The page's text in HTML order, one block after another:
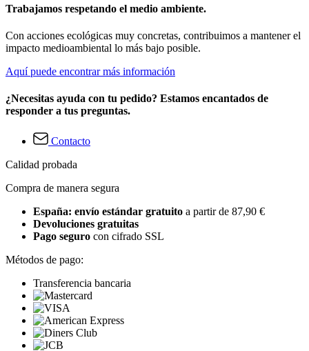
Trabajamos respetando el medio ambiente.
Con acciones ecológicas muy concretas, contribuimos a mantener el
impacto medioambiental lo más bajo posible.
Aquí puede encontrar más información
¿Necesitas ayuda con tu pedido? Estamos encantados de
responder a tus preguntas.
Contacto
Calidad probada
Compra de manera segura
España: envío estándar gratuito a partir de 87,90 €
Devoluciones gratuitas
Pago seguro con cifrado SSL
Métodos de pago:
Transferencia bancaria